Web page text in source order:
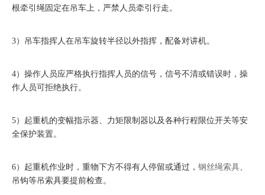
根牵引绳固定在吊车上，严禁人员牵引行走。
3）吊车指挥人在吊车旋转半径以外指挥，配备对讲机。
4）操作人员应严格执行指挥人员的信号，信号不清或错误时，操
作人员可拒绝执行。
5）起重机的变幅指示器、力矩限制器以及各种行程限位开关等安
全保护装置。
6）起重机作业时，重物下方不得有人停留或通过， 钢丝绳索具、
吊钩等吊索具要提前检查。